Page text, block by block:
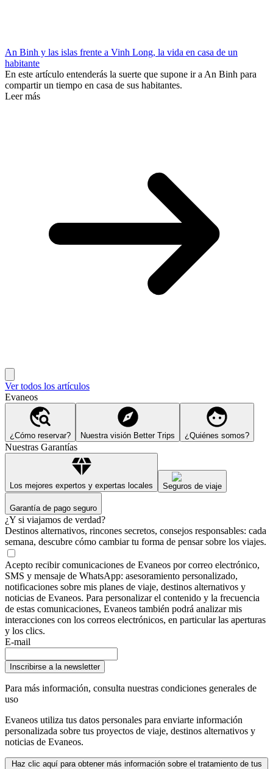
An Binh y las islas frente a Vinh Long, la vida en casa de un
habitante
En este artículo entenderás la suerte que supone ir a An Binh para
compartir un tiempo en casa de sus habitantes.
Leer más
Ver todos los artículos
Evaneos
¿Cómo reservar? Nuestra visión Better Trips ¿Quiénes somos?
Nuestras Garantías
Los mejores expertos y expertas locales Seguros de viaje
Garantía de pago seguro
¿Y si viajamos de verdad?
Destinos alternativos, rincones secretos, consejos responsables: cada
semana, descubre cómo cambiar tu forma de pensar sobre los viajes.
Acepto recibir comunicaciones de Evaneos por correo electrónico,
SMS y mensaje de WhatsApp: asesoramiento personalizado,
notificaciones sobre mis planes de viaje, destinos alternativos y
noticias de Evaneos. Para personalizar el contenido y la frecuencia
de estas comunicaciones, Evaneos también podrá analizar mis
interacciones con los correos electrónicos, en particular las aperturas
y los clics.
E-mail
Inscribirse a la newsletter
Para más información, consulta nuestras condiciones generales de
uso
Evaneos utiliza tus datos personales para enviarte información
personalizada sobre tus proyectos de viaje, destinos alternativos y
noticias de Evaneos.
Haz clic aquí para obtener más información sobre el tratamiento de tus